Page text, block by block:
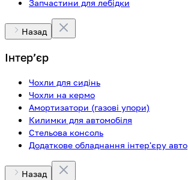
Запчастини для лебідки
Назад
Інтерʼєр
Чохли для сидінь
Чохли на кермо
Амортизатори (газові упори)
Килимки для автомобіля
Стельова консоль
Додаткове обладнання інтер'єру авто
Назад